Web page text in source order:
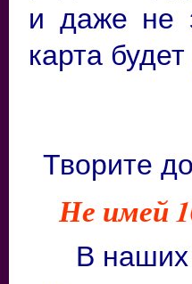
и даже не
карта
Творите
Не имей
В наших